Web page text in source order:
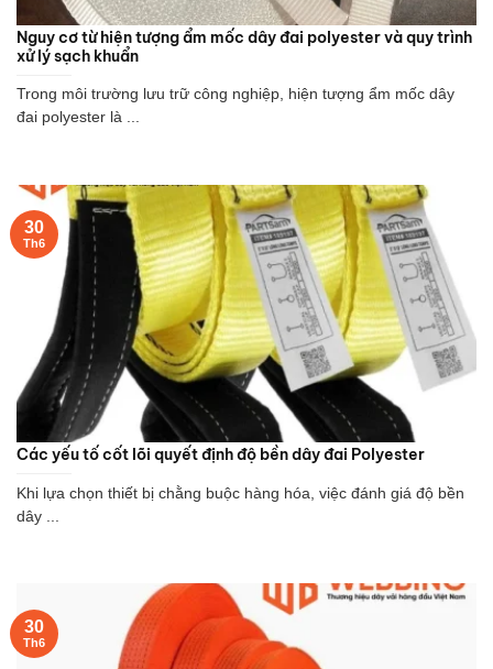
Nguy cơ từ hiện tượng ẩm mốc dây đai polyester và quy trình
xử lý sạch khuẩn
Trong môi trường lưu trữ công nghiệp, hiện tượng ẩm mốc dây
đai polyester là ...
Các yếu tố cốt lõi quyết định độ bền dây đai Polyester
Khi lựa chọn thiết bị chằng buộc hàng hóa, việc đánh giá độ bền
dây ...
30
Th6
30
Th6